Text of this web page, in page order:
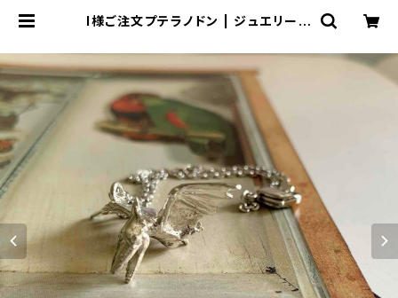
I様ご注文プテラノドン | ジュエリー工